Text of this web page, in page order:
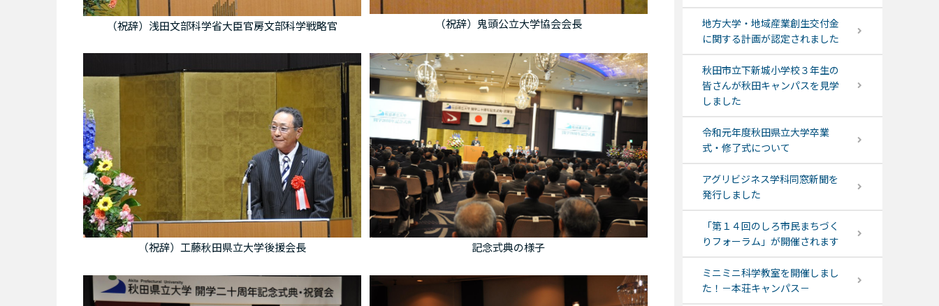
（祝辞）浅田文部科学省大臣官房文部科学戦略官 （祝辞）鬼頭公立大学協会会長
（祝辞）工藤秋田県立大学後援会長 記念式典の様子
地方大学・地域産業創生交付金
に関する計画が認定されました
秋田市立下新城小学校３年生の
皆さんが秋田キャンパスを見学
しました
令和元年度秋田県立大学卒業
式・修了式について
アグリビジネス学科同窓新聞を
発行しました
「第１４回のしろ市民まちづく
りフォーラム」が開催されます
ミニミニ科学教室を開催しまし
た！－本荘キャンパス－